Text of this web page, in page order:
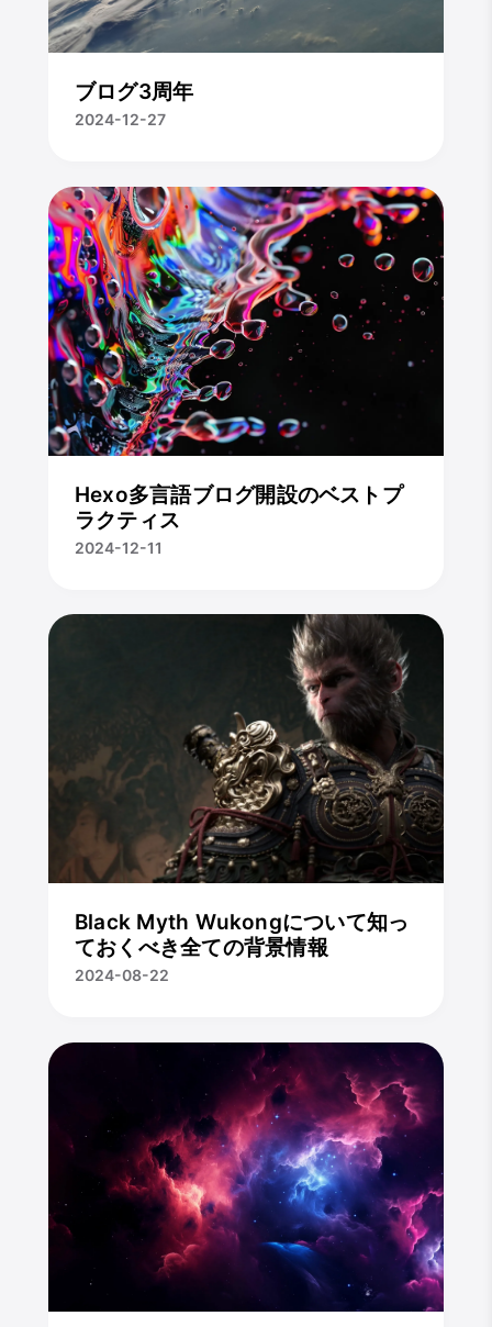
ブログ3周年
2024-12-27
Hexo多言語ブログ開設のベストプ
ラクティス
2024-12-11
Black Myth Wukongについて知っ
ておくべき全ての背景情報
2024-08-22